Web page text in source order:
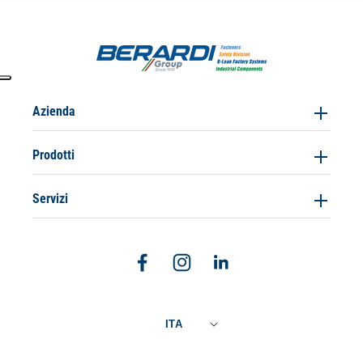
Azienda
Prodotti
Servizi
FacebookInstagramLinkedin
ITA